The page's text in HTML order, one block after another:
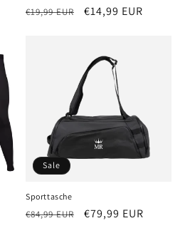
Normaler
€19,99 EUR Verkaufspreis
€14,99 EUR
Sale
Sporttasche
Normaler
€84,99 EUR Verkaufspreis
€79,99 EUR